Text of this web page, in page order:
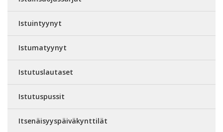
Istuintyynyt
Istumatyynyt
Istutuslautaset
Istutuspussit
Itsenäisyyspäiväkynttilät